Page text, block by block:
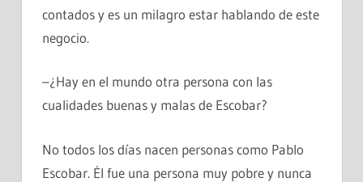
contados y es un milagro estar hablando de este
negocio.
–¿Hay en el mundo otra persona con las
cualidades buenas y malas de Escobar?
No todos los días nacen personas como Pablo
Escobar. Él fue una persona muy pobre y nunca